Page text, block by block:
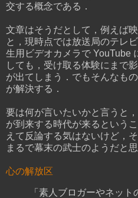
交する概念である．
文章はそうだとして，例えば
と，現時点では放送局のテレ
生用ビデオカメラで YouTube
しても，受け取る体験にまで
が出てしまう．でもそんなも
が解決する．
要は何が言いたいかと言うと
が到来する時代が来るという
えて反論する気はないけど，
まるで幕末の武士のようだと思
心の解放区
「素人ブロガーやネッ